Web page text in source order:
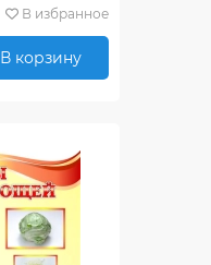
В избранное
В корзину